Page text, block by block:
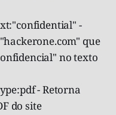
-
que
no texto
- Retorna
do site